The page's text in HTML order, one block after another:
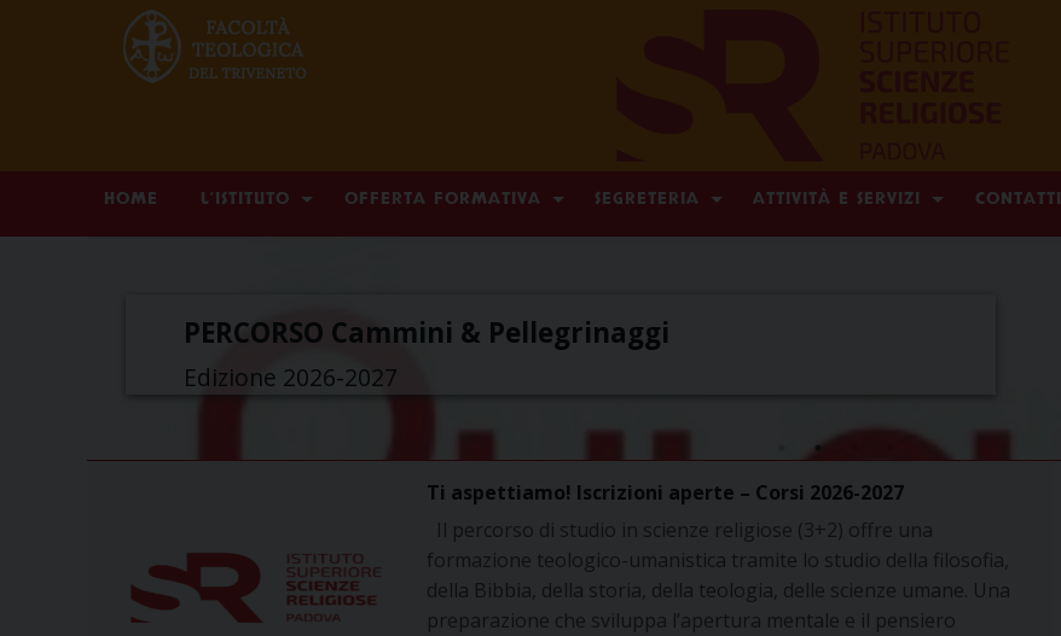
content
HOME L’ISTITUTO OFFERTA FORMATIVA SEGRETERIA ATTIVITÀ E SERVIZI CONTATTI
PERCORSO Cammini & Pellegrinaggi
Edizione 2026-2027
Ti aspettiamo! Iscrizioni aperte – Corsi 2026-2027
Il percorso di studio in scienze religiose (3+2) offre una
formazione teologico-umanistica tramite lo studio della filosofia,
della Bibbia, della storia, della teologia, delle scienze umane. Una
preparazione che sviluppa l’apertura mentale e il pensiero